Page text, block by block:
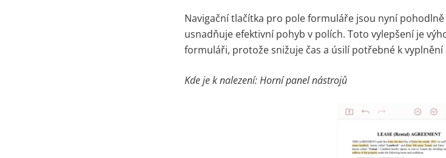
Navigační tlačítka pro pole formuláře jsou nyní
usnadňuje efektivní pohyb v polích. Toto vylepšení je
formuláři, protože snižuje čas a úsilí potřebné k
Kde je k nalezení: Horní panel nástrojů